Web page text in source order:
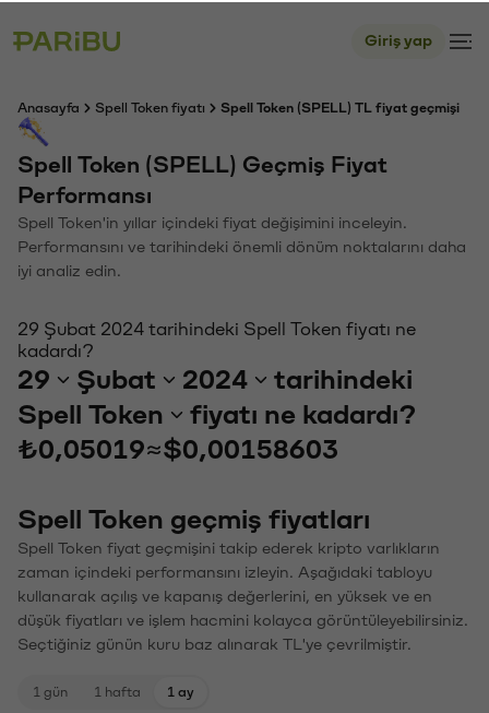
Giriş yap
Anasayfa Spell Token fiyatı Spell Token (SPELL) TL fiyat geçmişi
Spell Token (SPELL) Geçmiş Fiyat
Performansı
Spell Token'in yıllar içindeki fiyat değişimini inceleyin.
Performansını ve tarihindeki önemli dönüm noktalarını daha
iyi analiz edin.
29 Şubat 2024 tarihindeki Spell Token fiyatı ne
kadardı?
29 Şubat 2024
tarihindeki
Spell Token
fiyatı ne kadardı?
₺0,05019≈$0,00158603
Spell Token geçmiş fiyatları
Spell Token fiyat geçmişini takip ederek kripto varlıkların
zaman içindeki performansını izleyin. Aşağıdaki tabloyu
kullanarak açılış ve kapanış değerlerini, en yüksek ve en
düşük fiyatları ve işlem hacmini kolayca görüntüleyebilirsiniz.
Seçtiğiniz günün kuru baz alınarak TL'ye çevrilmiştir.
1 gün 1 hafta 1 ay